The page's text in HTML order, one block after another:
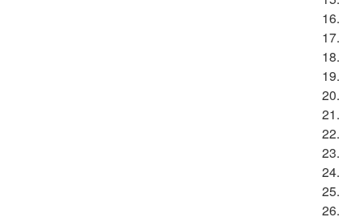
16.
17.
18.
19.
20.
21.
22.
23.
24.
25.
26.